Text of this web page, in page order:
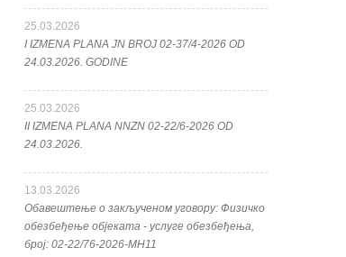
25.03.2026
I IZMENA PLANA JN BROJ 02-37/4-2026 OD
24.03.2026. GODINE
25.03.2026
II IZMENA PLANA NNZN 02-22/6-2026 OD
24.03.2026.
13.03.2026
Обавештење о закљученом уговору: Физичко
обезбеђење објеката - услуге обезбеђења,
број: 02-22/76-2026-МН11